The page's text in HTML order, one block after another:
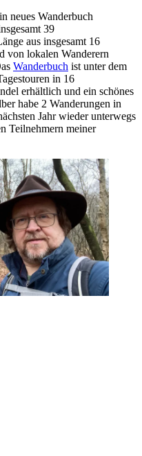
neues Wanderbuch
39
aus insgesamt 16
von lokalen Wanderern
Wanderbuch ist unter dem
in 16
erhältlich und ein schönes
habe 2 Wanderungen in
Jahr wieder unterwegs
Teilnehmern meiner